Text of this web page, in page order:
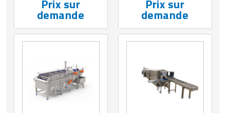
Prix sur
demande
Prix sur
demande